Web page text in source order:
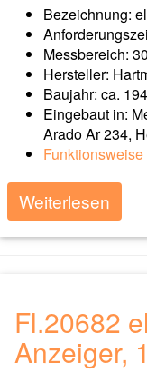
Bezeichnung:
Messbereich:
Hersteller:
Baujahr: ca.
Eingebaut in:
Arado Ar 234,
Funktionsweise
Weiterlesen
Fl.20682
Anzeiger,